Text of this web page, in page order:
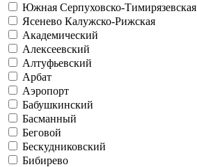
Южная Серпуховско-Тимирязевская
Ясенево Калужско-Рижская
Академический
Алексеевский
Алтуфьевский
Арбат
Аэропорт
Бабушкинский
Басманный
Беговой
Бескудниковский
Бибирево